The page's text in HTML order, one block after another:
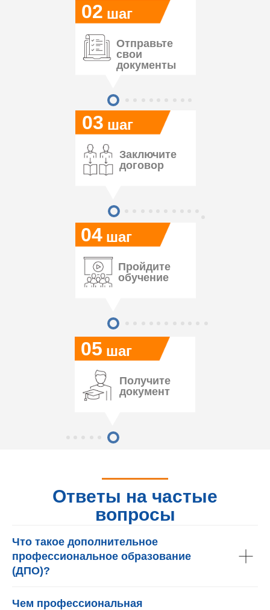
05
04
03
02 шаг
шаг
шаг
шаг
Отправьте
свои
документы
Заключите
договор
Пройдите
обучение
Получите
документ
Ответы на частые
вопросы
Что такое дополнительное
профессиональное образование
(ДПО)?
Чем профессиональная